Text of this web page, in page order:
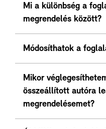
Mi a különbség a
megrendelés között?
Módosíthatok a
Mikor
összeállított autóra
megrendelésemet?